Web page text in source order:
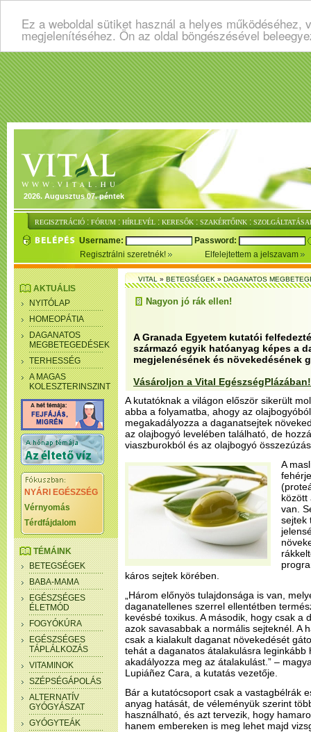
Ez a weboldal sütiket használ a helyes
megjelenítéséhez. Ön az oldal böngészésével
2026. Augusztus 07. péntek
REGISZTRÁCIÓ : FÓRUM : HÍRLEVÉL : KERESŐK : SZAKÉRTŐINK :
Username:
Password:
Regisztrálni szeretnék!
Elfelejtettem a jelszavam
AKTUÁLIS
NYITÓLAP
HOMEOPÁTIA
DAGANATOS
MEGBETEGEDÉSEK
TERHESSÉG
A MAGAS
KOLESZTERINSZINT
NYÁRI EGÉSZSÉG
Vérnyomás
Térdfájdalom
TÉMÁINK
BETEGSÉGEK
BABA-MAMA
EGÉSZSÉGES
ÉLETMÓD
FOGYÓKÚRA
EGÉSZSÉGES
TÁPLÁLKOZÁS
VITAMINOK
SZÉPSÉGÁPOLÁS
ALTERNATÍV
GYÓGYÁSZAT
GYÓGYTEÁK
VITAL»BETEGSÉGEK»DAGANATOS
Nagyon jó rák ellen!
A Granada Egyetem kutatói
származó egyik hatóanyag képes a
megjelenésének és növekedésének
Vásároljon a Vital EgészségPlázában!
A kutatóknak a világon először sikerült
abba a folyamatba, ahogy az
megakadályozza a daganatsejtek
az olajbogyó levelében található, de
viaszburokból és az olajbogyó
A
között
van.
sejtek
káros sejtek körében.
„Három előnyös tulajdonsága is van,
daganatellenes szerrel ellentétben
kevésbé toxikus. A második, hogy csak a
azok savasabbak a normális sejteknél. A
csak a kialakult daganat növekedését
tehát a daganatos átalakulásra leginkább
akadályozza meg az átalakulást.” –
Lupiáñez Cara, a kutatás vezetője.
Bár a kutatócsoport csak a vastagbélrák
anyag hatását, de véleményük szerint
használható, és azt tervezik, hogy
hanem embereken is meg lehet majd